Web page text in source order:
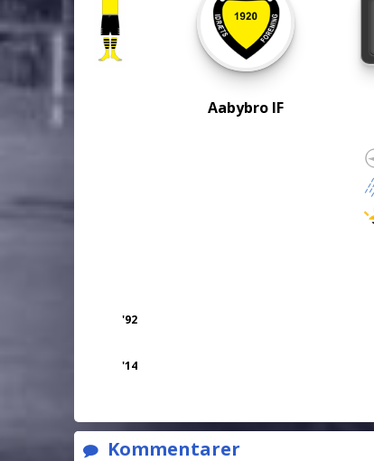
Aabybro IF
'92
'14
Kommentarer